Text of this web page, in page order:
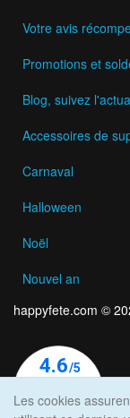
Votre avis
Promotions et
Blog, suivez
Accessoires de
Carnaval
Halloween
Noël
Nouvel an
happyfete.com ©
Les cookies